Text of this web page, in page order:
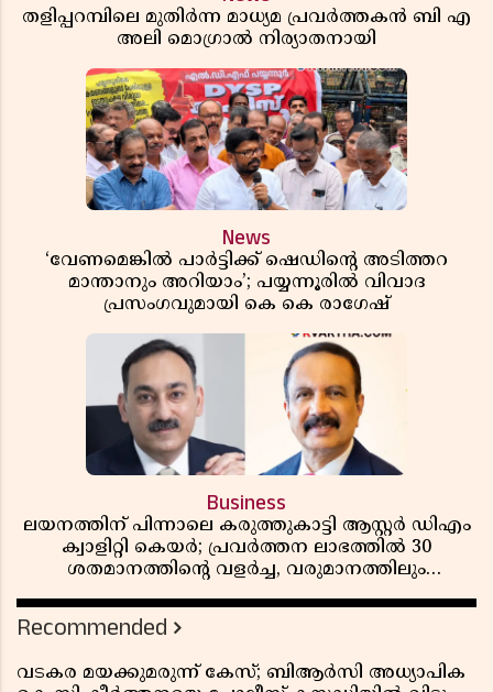
തളിപ്പറമ്പിലെ മുതിർന്ന മാധ്യമ പ്രവർത്തകൻ ബി എ
അലി മൊഗ്രാൽ നിര്യാതനായി
News
‘വേണമെങ്കിൽ പാർട്ടിക്ക് ഷെഡിൻ്റെ അടിത്തറ
മാന്താനും അറിയാം’; പയ്യന്നൂരിൽ വിവാദ
പ്രസംഗവുമായി കെ കെ രാഗേഷ്
Business
ലയനത്തിന് പിന്നാലെ കരുത്തുകാട്ടി ആസ്റ്റർ ഡിഎം
ക്വാളിറ്റി കെയർ; പ്രവർത്തന ലാഭത്തിൽ 30
ശതമാനത്തിൻ്റെ വളർച്ച, വരുമാനത്തിലും
റിപ്പോർട്ട് പുറത്ത്
Recommended
വടകര മയക്കുമരുന്ന് കേസ്; ബിആർസി അധ്യാപിക